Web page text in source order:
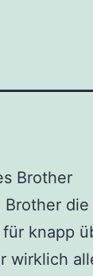
Brother
die
knapp
wirklich